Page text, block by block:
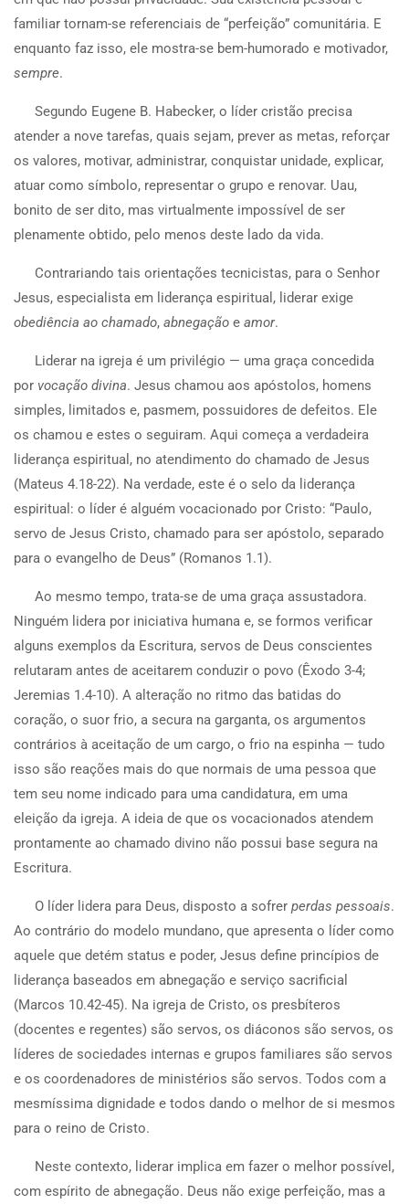
familiar tornam-se referenciais de “perfeição” comunitária. E
enquanto faz isso, ele mostra-se bem-humorado e motivador,
sempre.
Segundo Eugene B. Habecker, o líder cristão precisa
atender a nove tarefas, quais sejam, prever as metas, reforçar
os valores, motivar, administrar, conquistar unidade, explicar,
atuar como símbolo, representar o grupo e renovar. Uau,
bonito de ser dito, mas virtualmente impossível de ser
plenamente obtido, pelo menos deste lado da vida.
Contrariando tais orientações tecnicistas, para o Senhor
Jesus, especialista em liderança espiritual, liderar exige
obediência ao chamado, abnegação e amor.
Liderar na igreja é um privilégio — uma graça concedida
por vocação divina. Jesus chamou aos apóstolos, homens
simples, limitados e, pasmem, possuidores de defeitos. Ele
os chamou e estes o seguiram. Aqui começa a verdadeira
liderança espiritual, no atendimento do chamado de Jesus
(Mateus 4.18-22). Na verdade, este é o selo da liderança
espiritual: o líder é alguém vocacionado por Cristo: “Paulo,
servo de Jesus Cristo, chamado para ser apóstolo, separado
para o evangelho de Deus” (Romanos 1.1).
Ao mesmo tempo, trata-se de uma graça assustadora.
Ninguém lidera por iniciativa humana e, se formos verificar
alguns exemplos da Escritura, servos de Deus conscientes
relutaram antes de aceitarem conduzir o povo (Êxodo 3-4;
Jeremias 1.4-10). A alteração no ritmo das batidas do
coração, o suor frio, a secura na garganta, os argumentos
contrários à aceitação de um cargo, o frio na espinha — tudo
isso são reações mais do que normais de uma pessoa que
tem seu nome indicado para uma candidatura, em uma
eleição da igreja. A ideia de que os vocacionados atendem
prontamente ao chamado divino não possui base segura na
Escritura.
O líder lidera para Deus, disposto a sofrer perdas pessoais.
Ao contrário do modelo mundano, que apresenta o líder como
aquele que detém status e poder, Jesus define princípios de
liderança baseados em abnegação e serviço sacrificial
(Marcos 10.42-45). Na igreja de Cristo, os presbíteros
(docentes e regentes) são servos, os diáconos são servos, os
líderes de sociedades internas e grupos familiares são servos
e os coordenadores de ministérios são servos. Todos com a
mesmíssima dignidade e todos dando o melhor de si mesmos
para o reino de Cristo.
Neste contexto, liderar implica em fazer o melhor possível,
com espírito de abnegação. Deus não exige perfeição, mas a